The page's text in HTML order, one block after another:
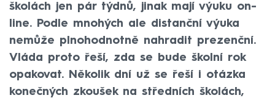
školách jen pár týdnů, jinak mají výuku on-
line. Podle mnohých ale distanční výuka
nemůže plnohodnotně nahradit prezenční.
Vláda proto řeší, zda se bude školní rok
opakovat. Několik dní už se řeší i otázka
konečných zkoušek na středních školách,